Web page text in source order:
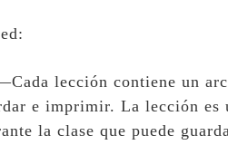
lección contiene un
e imprimir. La lección es
la clase que puede